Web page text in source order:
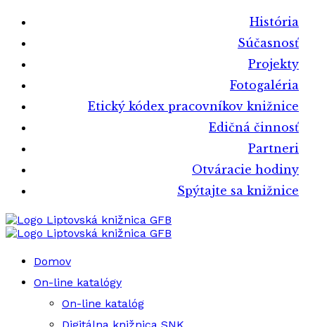
História
Súčasnosť
Projekty
Fotogaléria
Etický kódex pracovníkov knižnice
Edičná činnosť
Partneri
Otváracie hodiny
Spýtajte sa knižnice
Liptovská knižnica GFB
Liptovská knižnica GFB
Domov
On-line katalógy
On-line katalóg